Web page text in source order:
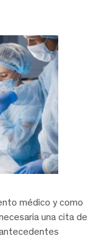
médico y como
una cita de